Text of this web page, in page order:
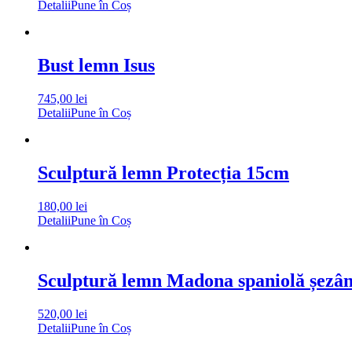
DetaliiPune în Coș
Bust lemn Isus
745,00 lei
DetaliiPune în Coș
Sculptură lemn Protecția 15cm
180,00 lei
DetaliiPune în Coș
Sculptură lemn Madona spaniolă
520,00 lei
DetaliiPune în Coș